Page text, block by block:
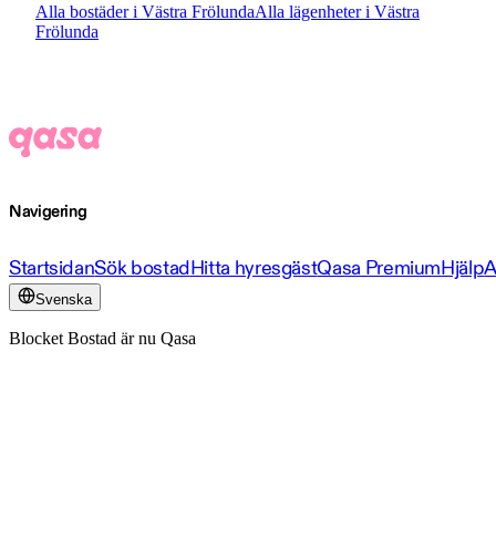
Alla bostäder i Västra FrölundaAlla lägenheter i Västra
Frölunda
Navigering
StartsidanSök bostadHitta hyresgästQasa PremiumHjälp
Svenska
Blocket Bostad är nu Qasa